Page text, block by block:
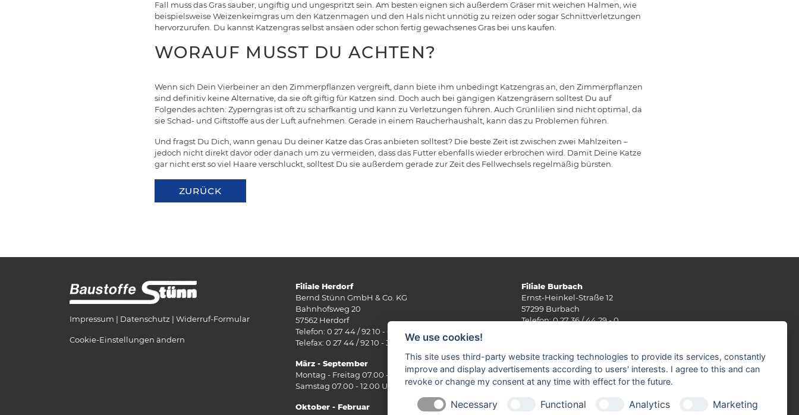
Fall muss das Gras sauber, ungiftig und ungespritzt sein. Am besten eignen sich außerdem Gräser mit weichen Halmen, wie
beispielsweise Weizenkeimgras um den Katzenmagen und den Hals nicht unnötig zu reizen oder sogar Schnittverletzungen
hervorzurufen. Du kannst Katzengras selbst ansäen oder schon fertig gewachsenes Gras bei uns kaufen.
WORAUF MUSST DU ACHTEN?
Wenn sich Dein Vierbeiner an den Zimmerpflanzen vergreift, dann biete ihm unbedingt Katzengras an, den Zimmerpflanzen
sind definitiv keine Alternative, da sie oft giftig für Katzen sind. Doch auch bei gängigen Katzengräsern solltest Du auf
Folgendes achten: Zyperngras ist oft zu scharfkantig und kann zu Verletzungen führen. Auch Grünlilien sind nicht optimal, da
sie Schad- und Giftstoffe aus der Luft aufnehmen. Gerade in einem Raucherhaushalt, kann das zu Problemen führen.
Und fragst Du Dich, wann genau Du deiner Katze das Gras anbieten solltest? Die beste Zeit ist zwischen zwei Mahlzeiten –
jedoch nicht direkt davor oder danach um zu vermeiden, dass das Futter ebenfalls wieder erbrochen wird. Damit Deine Katze
gar nicht erst so viel Haare verschluckt, solltest Du sie außerdem gerade zur Zeit des Fellwechsels regelmäßig bürsten.
ZURÜCK
Impressum Datenschutz Widerruf-Formular
Cookie-Einstellungen ändern
Filiale Herdorf
Bernd Stünn GmbH & Co. KG
Bahnhofsweg 20
57562 Herdorf
Telefon: 0 27 44 / 92 10 - 0
Telefax: 0 27 44 / 92 10 - 30
März - September
Montag - Freitag 07.00 - 18.00 Uhr
Samstag 07.00 - 12.00 Uhr
Oktober - Februar
Filiale Burbach
Ernst-Heinkel-Straße 12
57299 Burbach
Telefon: 0 27 36 / 44 29 - 0
März - September
Montag - Freitag 07.30 - 17.30 Uhr
Samstag 07.30 - 12.00 Uhr
Oktober - Februar
We use cookies!
This site uses third-party website tracking technologies to provide its services, constantly
improve and display advertisements according to users' interests. I agree to this and can
revoke or change my consent at any time with effect for the future.
Necessary Functional Analytics Marketing